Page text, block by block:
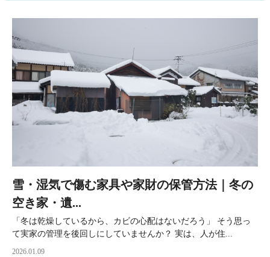
雪・湿気で傷む家具や家財の保管方法｜冬の
空き家・遺...
「冬は乾燥しているから、カビの心配はないだろう」 そう思っ
て実家の管理を後回しにしていませんか？ 実は、人が住...
2026.01.09